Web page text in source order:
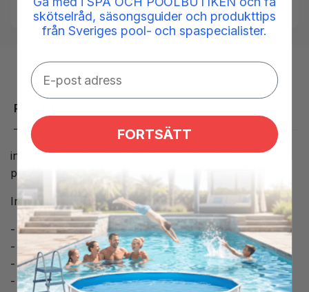
Display / Styrpanel Gecko
Produktbeskrivning
in.k330P styrpanel AeWare med etikett för 1 samt 2
pumpar
Inkluderar:
- 5 knappar: P1/ P2/ Belysning/ Upp/ Ner
- Mått: 18,3 x 7,6 cm
- Mått LCD Display: 38 mm
- Fästen
skötselråd, säsongsguider och produkttips
från Sveriges pool- och spaspecialister.
FORTSÄTT